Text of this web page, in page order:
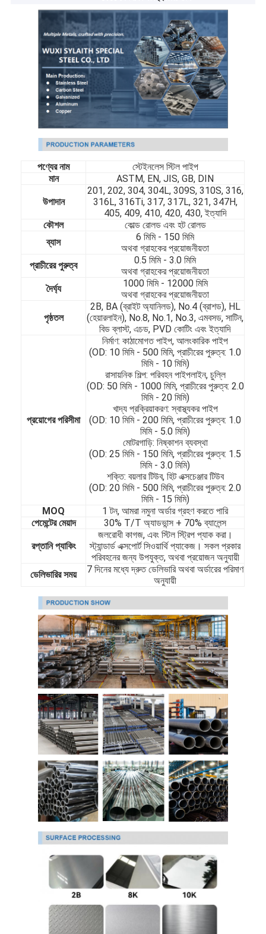
বাড়ি
পণ্য
ভিডিও
আমাদের সম্বন্ধে
কারখানা ভ্রমণ
গুণগত মান নিয়ন্ত্রণ
যোগাযোগ করুন
খবর
কোল্ড রোলড স্টেইনলেস স্টিল শীট
কোল্ড রোলড স্টেইনলেস স্টিলের কয়েল
হট ঘূর্ণিত স্টেইনলেস স্টীল শীট
গরম ঘূর্ণিত স্টেইনলেস স্টীল কুণ্ডলী
পণ্যের নাম
স্টেইনলেস স্টিল পাইপ
মান
ASTM, EN, JIS, GB, DIN
উপাদান
201, 202, 304, 304L, 309S, 310S, 316,
316L, 316Ti, 317, 317L, 321, 347H,
405, 409, 410, 420, 430, ইত্যাদি
কৌশল
কোল্ড রোলড এবং হট রোলড
ব্যাস
6 মিমি - 150 মিমি
অথবা গ্রাহকের প্রয়োজনীয়তা
প্রাচীরের পুরুত্ব
0.5 মিমি - 3.0 মিমি
অথবা গ্রাহকের প্রয়োজনীয়তা
দৈর্ঘ্য
1000 মিমি - 12000 মিমি
অথবা গ্রাহকের প্রয়োজনীয়তা
পৃষ্ঠতল
2B, BA (ব্রাইট অ্যানিলড), No.4 (ব্রাশড), HL
(হেয়ারলাইন), No.8, No.1, No.3, এমবসড, সাটিন,
বিড ব্লাস্ট, এচড, PVD কোটিং এবং ইত্যাদি
প্রয়োগের পরিসীমা
নির্মাণ: কাঠামোগত পাইপ, আলংকারিক পাইপ
(OD: 10 মিমি - 500 মিমি, প্রাচীরের পুরুত্ব: 1.0
মিমি - 10 মিমি)
রাসায়নিক শিল্প: পরিবহন পাইপলাইন, চুল্লি
(OD: 50 মিমি - 1000 মিমি, প্রাচীরের পুরুত্ব: 2.0
মিমি - 20 মিমি)
খাদ্য প্রক্রিয়াকরণ: স্বাস্থ্যকর পাইপ
(OD: 10 মিমি - 200 মিমি, প্রাচীরের পুরুত্ব: 1.0
মিমি - 5.0 মিমি)
মোটরগাড়ি: নিষ্কাশন ব্যবস্থা
(OD: 25 মিমি - 150 মিমি, প্রাচীরের পুরুত্ব: 1.5
মিমি - 3.0 মিমি)
শক্তি: বয়লার টিউব, হিট এক্সচেঞ্জার টিউব
(OD: 20 মিমি - 500 মিমি, প্রাচীরের পুরুত্ব: 2.0
মিমি - 15 মিমি)
MOQ
1 টন, আমরা নমুনা অর্ডার গ্রহণ করতে পারি
পেমেন্টের মেয়াদ
30% T/T অ্যাডভান্স + 70% ব্যালেন্স
রপ্তানি প্যাকিং
জলরোধী কাগজ, এবং স্টিল স্ট্রিপ প্যাক করা।
স্ট্যান্ডার্ড এক্সপোর্ট সিওয়ার্থি প্যাকেজ। সকল প্রকার
পরিবহনের জন্য উপযুক্ত, অথবা প্রয়োজন অনুযায়ী
ডেলিভারির সময়
7 দিনের মধ্যে দ্রুত ডেলিভারি অথবা অর্ডারের পরিমাণ
অনুযায়ী